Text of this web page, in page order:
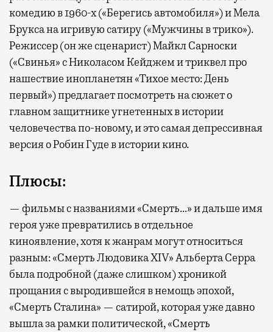
комедию в 1960-х («Берегись автомобиля») и Мела
Брукса на игривую сатиру («Мужчины в трико»).
Режиссер (он же сценарист) Майкл Сарноски
(«Свинья» с Николасом Кейджем и триквел про
нашествие инопланетян «Тихое место: День
первый») предлагает посмотреть на сюжет о
главном защитнике угнетенных в истории
человечества по-новому, и это самая депрессивная
версия о Робин Гуде в истории кино.
Плюсы:
— фильмы с названиями «Смерть…» и дальше имя
героя уже превратились в отдельное
киноявление, хотя к жанрам могут относиться
разным: «Смерть Людовика XIV» Альберта Серра
была подробной (даже слишком) хроникой
прощания с выродившейся в немощь эпохой,
«Смерть Сталина» — сатирой, которая уже давно
вышла за рамки политической, «Смерть